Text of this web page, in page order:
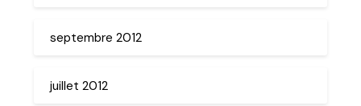
septembre 2012
juillet 2012